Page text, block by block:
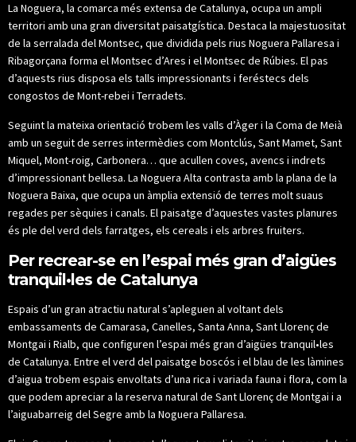
La Noguera, la comarca més extensa de Catalunya, ocupa un ampli
territori amb una gran diversitat paisatgística. Destaca la majestuositat
de la serralada del Montsec, que dividida pels rius Noguera Pallaresa i
Ribagorçana forma el Montsec d’Ares i el Montsec de Rúbies. El pas
d’aquests rius disposa els talls impressionants i feréstecs dels
congostos de Mont-rebei i Terradets.
Seguint la mateixa orientació trobem les valls d’Àger i la Coma de Meià
amb un seguit de serres intermèdies com Montclús, Sant Mamet, Sant
Miquel, Mont-roig, Carbonera… que acullen coves, avencs i indrets
d’impressionant bellesa. La Noguera Alta contrasta amb la plana de la
Noguera Baixa, que ocupa un àmplia extensió de terres molt suaus
regades per sèquies i canals. El paisatge d’aquestes vastes planures
és ple del verd dels farratges, els cereals i els arbres fruiters.
Per recrear-se en l’espai més gran d’aigües
tranquil•les de Catalunya
Espais d’un gran atractiu natural s’apleguen al voltant dels
embassaments de Camarasa, Canelles, Santa Anna, Sant Llorenç de
Montgai i Rialb, que configuren l’espai més gran d’aigües tranquil•les
de Catalunya. Entre el verd del paisatge boscós i el blau de les làmines
d’aigua trobem espais envoltats d’una rica i variada fauna i flora, com la
que podem apreciar a la reserva natural de Sant Llorenç de Montgai i a
l’aiguabarreig del Segre amb la Noguera Pallaresa.